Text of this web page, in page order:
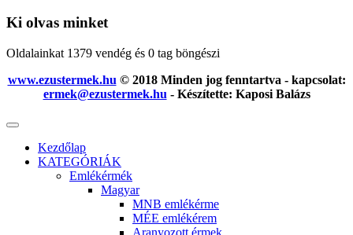
Ki olvas minket
Oldalainkat 1379 vendég és 0 tag böngészi
www.ezustermek.hu © 2018 Minden jog fenntartva - kapcsolat:
ermek@ezustermek.hu - Készítette: Kaposi Balázs
Kezdőlap
KATEGÓRIÁK
Emlékérmék
Magyar
MNB emlékérme
MÉE emlékérem
Aranyozott érmek